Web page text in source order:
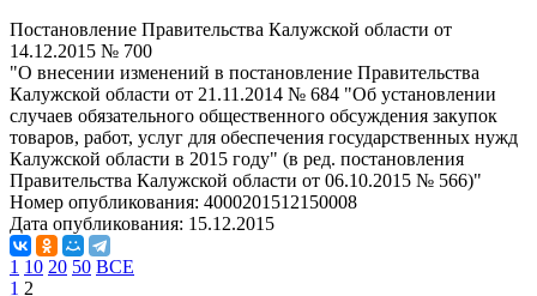
Постановление Правительства Калужской области от
14.12.2015 № 700
"О внесении изменений в постановление Правительства
Калужской области от 21.11.2014 № 684 "Об установлении
случаев обязательного общественного обсуждения закупок
товаров, работ, услуг для обеспечения государственных нужд
Калужской области в 2015 году" (в ред. постановления
Правительства Калужской области от 06.10.2015 № 566)"
Номер опубликования: 4000201512150008
Дата опубликования: 15.12.2015
1 10 20 50 ВСЕ
1 2